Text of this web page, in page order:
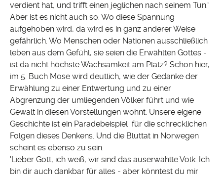
verdient hat, und trifft einen jeglichen nach seinem Tun.“
Aber ist es nicht auch so: Wo diese Spannung
aufgehoben wird, da wird es in ganz anderer Weise
gefährlich. Wo Menschen oder Nationen ausschließlich
leben aus dem Gefühl, sie seien die Erwählten Gottes -
ist da nicht höchste Wachsamkeit am Platz? Schon hier,
im 5. Buch Mose wird deutlich, wie der Gedanke der
Erwählung zu einer Entwertung und zu einer
Abgrenzung der umliegenden Völker führt und wie
Gewalt in diesen Vorstellungen wohnt. Unsere eigene
Geschichte ist ein Paradebeispiel für die schrecklichen
Folgen dieses Denkens. Und die Bluttat in Norwegen
scheint es ebenso zu sein.
'Lieber Gott, ich weiß, wir sind das auserwählte Volk. Ich
bin dir auch dankbar für alles - aber könntest du mir